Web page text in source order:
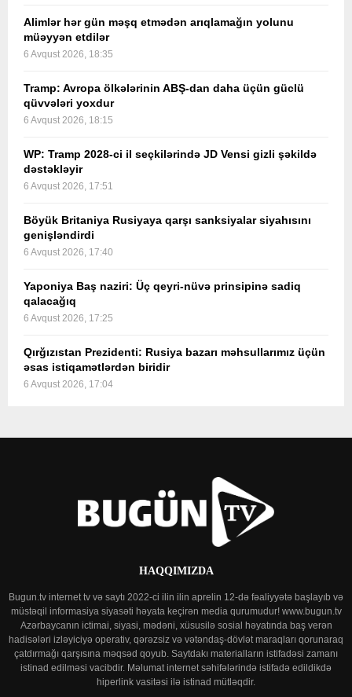
Alimlər hər gün məşq etmədən arıqlamağın yolunu
müəyyən etdilər
6 Avqust 2026, 18:35
Tramp: Avropa ölkələrinin ABŞ-dan daha üçün güclü
qüvvələri yoxdur
6 Avqust 2026, 18:15
WP: Tramp 2028-ci il seçkilərində JD Vensi gizli şəkildə
dəstəkləyir
6 Avqust 2026, 17:51
Böyük Britaniya Rusiyaya qarşı sanksiyalar siyahısını
genişləndirdi
6 Avqust 2026, 17:40
Yaponiya Baş naziri: Üç qeyri-nüvə prinsipinə sadiq
qalacağıq
6 Avqust 2026, 17:25
Qırğızıstan Prezidenti: Rusiya bazarı məhsullarımız üçün
əsas istiqamətlərdən biridir
6 Avqust 2026, 17:04
HAQQIMIZDA
Bugun.tv internet tv və saytı 2022-ci ilin ilin aprelin 12-də fəaliyyətə başlayıb və
müstəqil informasiya siyasəti həyata keçirən media qurumudur! www.bugun.tv
Azərbaycanın ictimai, siyasi, mədəni, xüsusilə sosial həyatında baş verən
hadisələri izləyiciyə operativ, qərəzsiz və vətəndaş-dövlət maraqları qorunaraq
çatdırmağı qarşısına məqsəd qoyub. Saytdakı materialların istifadəsi zamanı
istinad edilməsi vacibdir. Məlumat internet səhifələrində istifadə edildikdə
hiperlink vasitəsi ilə istinad mütləqdir.